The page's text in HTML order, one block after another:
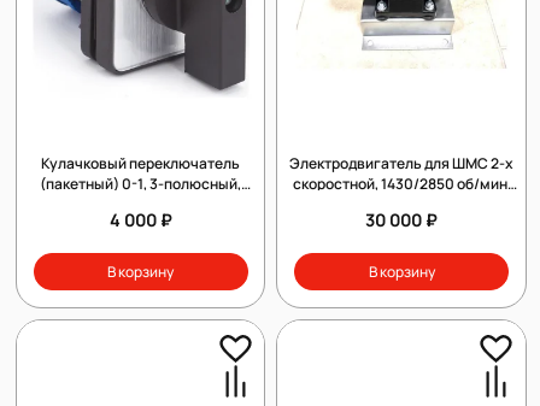
Кулачковый переключатель
(пакетный) 0-1, 3-полюсный,
4 000 ₽
В корзину
Электродвигатель для ШМС 2-х
скоростной, 1430/2850 об/мин,
30 000 ₽
В корзину